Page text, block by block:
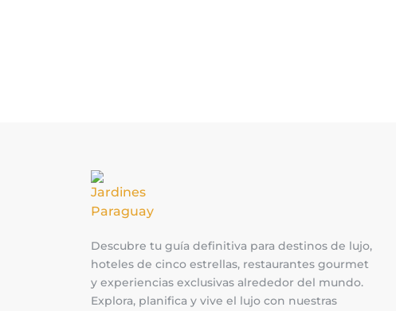
Descubre tu guía definitiva para destinos de lujo,
hoteles de cinco estrellas, restaurantes gourmet
y experiencias exclusivas alrededor del mundo.
Explora, planifica y vive el lujo con nuestras